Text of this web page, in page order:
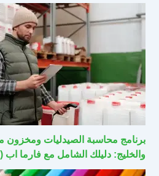
برنامج محاسبة الصيدليات ومخزون
والخليج: دليلك الشامل مع فارما اب (PharmUp)